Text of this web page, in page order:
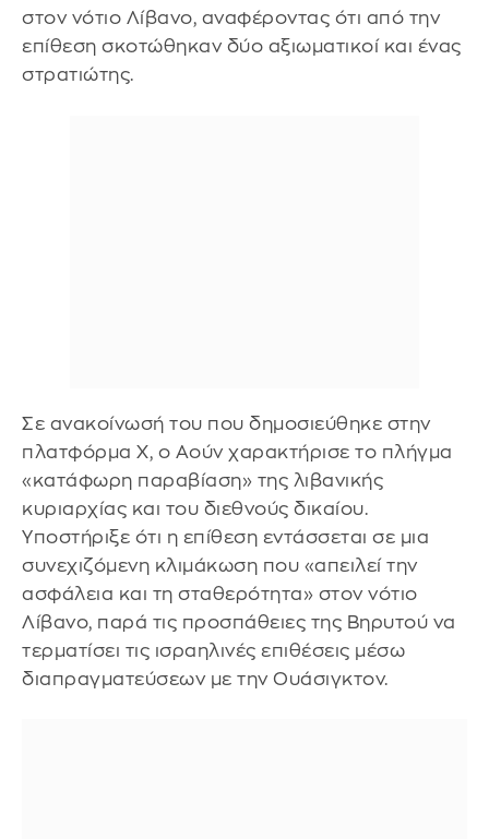
στον νότιο Λίβανο, αναφέροντας ότι από την
επίθεση σκοτώθηκαν δύο αξιωματικοί και ένας
στρατιώτης.
Σε ανακοίνωσή του που δημοσιεύθηκε στην
πλατφόρμα Χ, ο Αούν χαρακτήρισε το πλήγμα
«κατάφωρη παραβίαση» της λιβανικής
κυριαρχίας και του διεθνούς δικαίου.
Υποστήριξε ότι η επίθεση εντάσσεται σε μια
συνεχιζόμενη κλιμάκωση που «απειλεί την
ασφάλεια και τη σταθερότητα» στον νότιο
Λίβανο, παρά τις προσπάθειες της Βηρυτού να
τερματίσει τις ισραηλινές επιθέσεις μέσω
διαπραγματεύσεων με την Ουάσιγκτον.